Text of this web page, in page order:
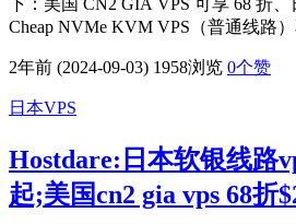
下：美国 CN2 GIA VPS 可享 68 折
Cheap NVMe KVM VPS（普通线路
2年前 (2024-09-03) 1958浏览 0个赞
日本VPS
Hostdare:日本软银线路
起;美国cn2 gia vps 68折